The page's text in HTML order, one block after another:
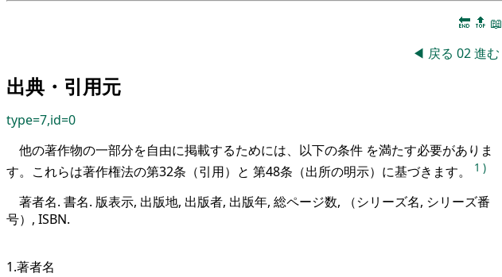
🔚 🔝 📖
◀ 戻る 02進む
出典・引用元
type=7,id=0
他の著作物の一部分を自由に掲載するためには、以下の条件 を満たす必要がありま
す。これらは著作権法の第32条（引用）と 第48条（出所の明示）に基づきます。
1 )
著者名. 書名. 版表示, 出版地, 出版者, 出版年, 総ページ数, （シリーズ名, シリーズ番
号）, ISBN.
1.著者名